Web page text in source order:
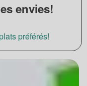
envies!
préférés!